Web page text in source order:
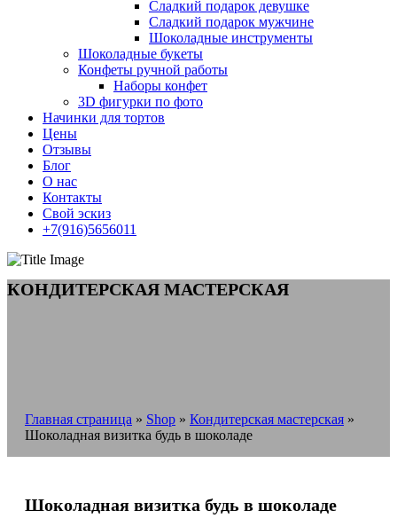
Сладкий подарок девушке
Сладкий подарок мужчине
Шоколадные инструменты
Шоколадные букеты
Конфеты ручной работы
Наборы конфет
3D фигурки по фото
Начинки для тортов
Цены
Отзывы
Блог
О нас
Контакты
Свой эскиз
+7(916)5656011
КОНДИТЕРСКАЯ МАСТЕРСКАЯ
Главная страница » Shop » Кондитерская мастерская »
Шоколадная визитка будь в шоколаде
Шоколадная визитка будь в шоколаде